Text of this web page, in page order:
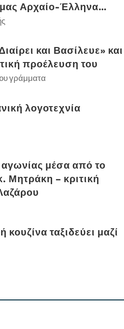
Αρχαίο-Έλληνα…
και Βασίλευε» και
προέλευση του
γράμματα
λογοτεχνία
μέσα από το
Μητράκη – κριτική
κουζίνα ταξιδεύει μαζί